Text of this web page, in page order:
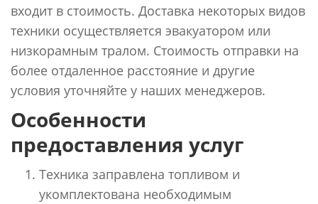
входит в стоимость. Доставка некоторых видов
техники осуществляется эвакуатором или
низкорамным тралом. Стоимость отправки на
более отдаленное расстояние и другие
условия уточняйте у наших менеджеров.
Особенности
предоставления услуг
Техника заправлена топливом и
укомплектована необходимым